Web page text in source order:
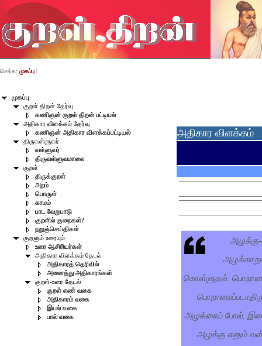
முகப்பு
குறள் திறன் தேர்வு
கணிஞன் குறள் திறன் பட்டியல்
அதிகார விளக்கம் தேர்வு
கணிஞன் அதிகார விளக்கப்பட்டியல்
திருவள்ளுவர்
வள்ளுவர்
திருவள்ளுவமாலை
குறள்
திருக்குறள்
அறம்
பொருள்
காமம்
பாட வேறுபாடு
குறளில் குறைகள்?
நறுஞ்செய்திகள்
குறளும் உரையும்
உரை ஆசிரியர்கள்
அதிகார விளக்கம் தேடல்
அதிகாரத் தெரிவில்
அனைத்து அதிகாரங்கள்
குறள்-உரை தேடல்
குறள் எண் வகை
அதிகாரம் வகை
இயல் வகை
பால் வகை
செல்க: முகப்பு |
அதிகார விளக்கம்
கொள்ளுதல்.
அழுக்கைப் போல், இவை
அழுக்கு எனும்